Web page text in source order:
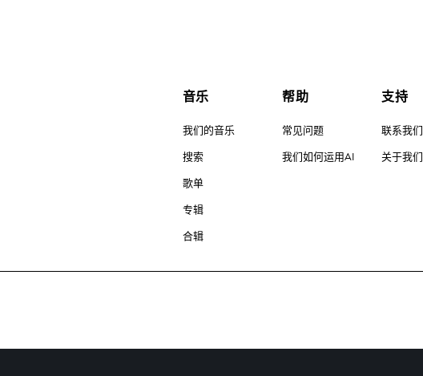
音乐
我们的音乐
搜索
歌单
专辑
合辑
帮助
常见问题
我们如何运用AI
支持
联系我们
关于我们